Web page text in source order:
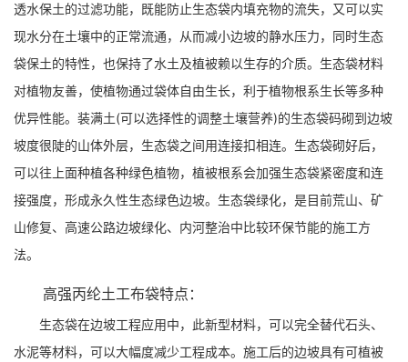
透水保土的过滤功能，既能防止生态袋内填充物的流失，又可以实
现水分在土壤中的正常流通，从而减小边坡的静水压力，同时生态
袋保土的特性，也保持了水土及植被赖以生存的介质。生态袋材料
对植物友善，使植物通过袋体自由生长，利于植物根系生长等多种
优异性能。装满土(可以选择性的调整土壤营养)的生态袋码砌到边坡
坡度很陡的山体外层，生态袋之间用连接扣相连。生态袋砌好后，
可以往上面种植各种绿色植物，植被根系会加强生态袋紧密度和连
接强度，形成永久性生态绿色边坡。生态袋绿化，是目前荒山、矿
山修复、高速公路边坡绿化、内河整治中比较环保节能的施工方
法。
高强丙纶土工布袋特点：
生态袋在边坡工程应用中，此新型材料，可以完全替代石头、
水泥等材料，可以大幅度减少工程成本。施工后的边坡具有可植被